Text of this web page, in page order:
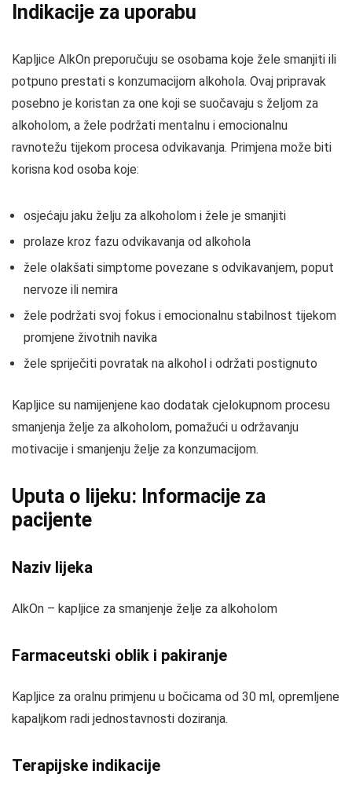
Indikacije za uporabu
Kapljice AlkOn preporučuju se osobama koje žele smanjiti ili
potpuno prestati s konzumacijom alkohola. Ovaj pripravak
posebno je koristan za one koji se suočavaju s željom za
alkoholom, a žele podržati mentalnu i emocionalnu
ravnotežu tijekom procesa odvikavanja. Primjena može biti
korisna kod osoba koje:
osjećaju jaku želju za alkoholom i žele je smanjiti
prolaze kroz fazu odvikavanja od alkohola
žele olakšati simptome povezane s odvikavanjem, poput
nervoze ili nemira
žele podržati svoj fokus i emocionalnu stabilnost tijekom
promjene životnih navika
žele spriječiti povratak na alkohol i održati postignuto
Kapljice su namijenjene kao dodatak cjelokupnom procesu
smanjenja želje za alkoholom, pomažući u održavanju
motivacije i smanjenju želje za konzumacijom.
Uputa o lijeku: Informacije za
pacijente
Naziv lijeka
AlkOn – kapljice za smanjenje želje za alkoholom
Farmaceutski oblik i pakiranje
Kapljice za oralnu primjenu u bočicama od 30 ml, opremljene
kapaljkom radi jednostavnosti doziranja.
Terapijske indikacije